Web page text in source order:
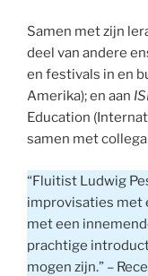
Samen met zijn
deel van andere
en festivals in en
Amerika); en aan
Education
samen met
“Fluitist Ludwig
improvisaties met
met een
prachtige
mogen zijn.” –